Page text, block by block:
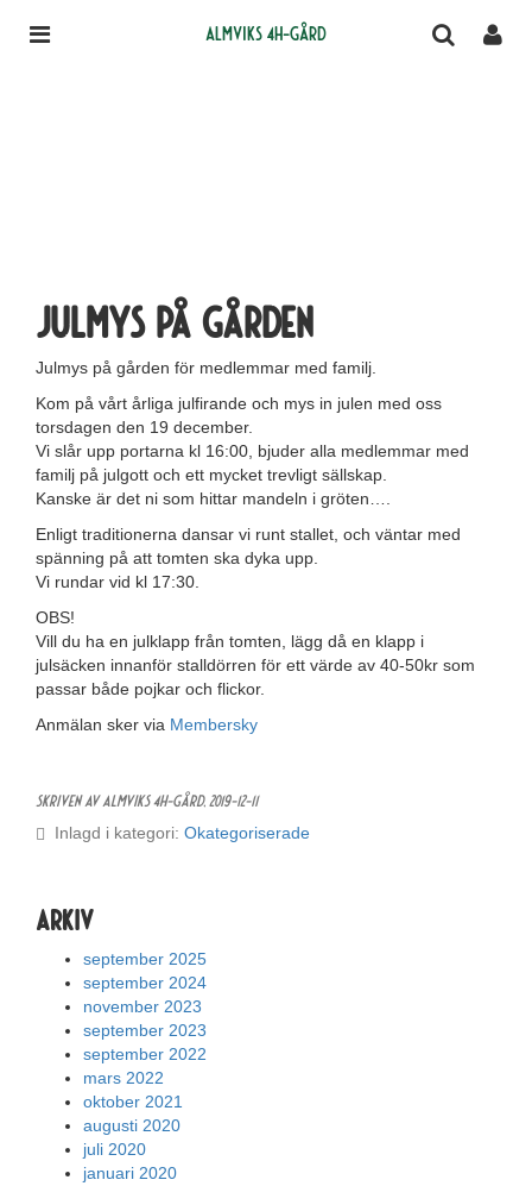
Almviks 4H-gård
Julmys på gården
Julmys på gården för medlemmar med familj.
Kom på vårt årliga julfirande och mys in julen med oss
torsdagen den 19 december.
Vi slår upp portarna kl 16:00, bjuder alla medlemmar med
familj på julgott och ett mycket trevligt sällskap.
Kanske är det ni som hittar mandeln i gröten….
Enligt traditionerna dansar vi runt stallet, och väntar med
spänning på att tomten ska dyka upp.
Vi rundar vid kl 17:30.
OBS!
Vill du ha en julklapp från tomten, lägg då en klapp i
julsäcken innanför stalldörren för ett värde av 40-50kr som
passar både pojkar och flickor.
Anmälan sker via Membersky
Skriven av Almviks 4H-gård,2019-12-11
Inlagd i kategori: Okategoriserade
Arkiv
september 2025
september 2024
november 2023
september 2023
september 2022
mars 2022
oktober 2021
augusti 2020
juli 2020
januari 2020